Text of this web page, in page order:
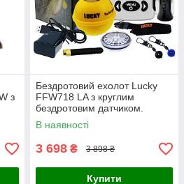
з
Бездротовий ехолот Lucky
FFW718 LA з круглим
бездротовим датчиком.
В наявності
3 698 ₴ 3 898 ₴
Купити